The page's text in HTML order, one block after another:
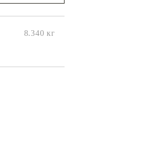
8.340 кг